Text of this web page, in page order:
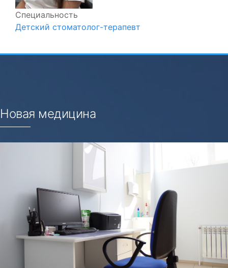
Специальность
Детский стоматолог-терапевт
Новая медицина